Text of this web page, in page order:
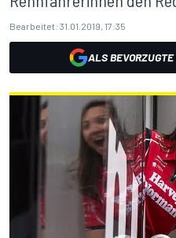
Bearbeitet: 31.01.2019, 17:35
ALS